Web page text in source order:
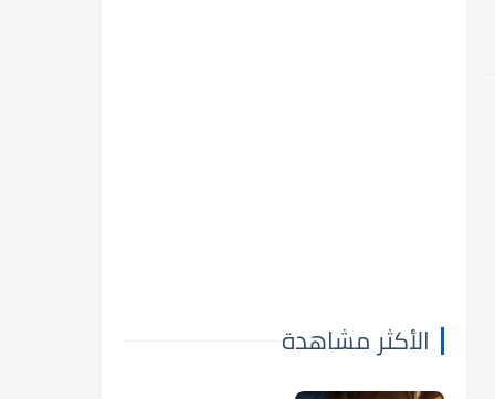
الأكثر مشاهدة